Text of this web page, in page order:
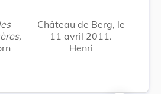
Château de Berg, le
11 avril 2011.
Henri